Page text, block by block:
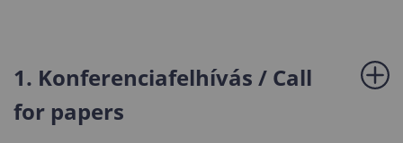
1. Konferenciafelhívás / Call
for papers